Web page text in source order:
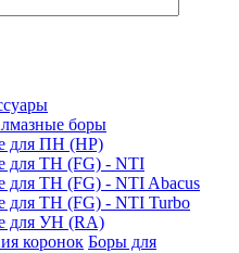
боры
для ПН (HP)
для ТН (FG) - NTI
для ТН (FG) - NTI Abacus
для ТН (FG) - NTI Turbo
для УН (RA)
Боры для